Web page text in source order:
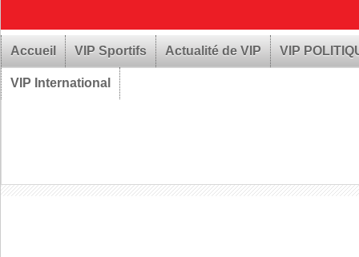
Accueil VIP Sportifs Actualité de VIP VIP
VIP International